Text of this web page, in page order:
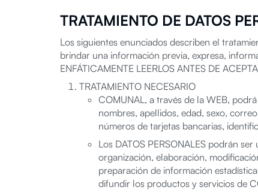
TRATAMIENTO DE DATOS
Los siguientes enunciados describen el
brindar una información previa, expresa,
ENFÁTICAMENTE LEERLOS ANTES DE
TRATAMIENTO NECESARIO
COMUNAL, a través de la WEB,
nombres, apellidos, edad, sexo,
números de tarjetas bancarias,
Los DATOS PERSONALES podrán
organización, elaboración,
preparación de información
difundir los productos y servicios de